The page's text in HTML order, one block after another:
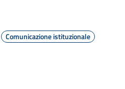
Comunicazione istituzionale